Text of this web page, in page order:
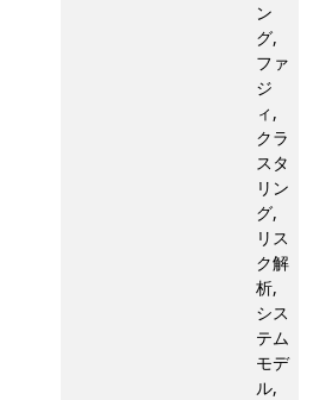
ン
グ,
ファ
ジ
ィ,
クラ
スタ
リン
グ,
リス
ク解
析,
シス
テム
モデ
ル,